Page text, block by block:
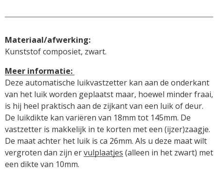
Materiaal/afwerking:
Kunststof composiet, zwart.
Meer informatie:
Deze automatische luikvastzetter kan aan de onderkant
van het luik worden geplaatst maar, hoewel minder fraai,
is hij heel praktisch aan de zijkant van een luik of deur.
De luikdikte kan variëren van 18mm tot 145mm. De
vastzetter is makkelijk in te korten met een (ijzer)zaagje.
De maat achter het luik is ca 26mm. Als u deze maat wilt
vergroten dan zijn er vulplaatjes (alleen in het zwart) met
een dikte van 10mm.